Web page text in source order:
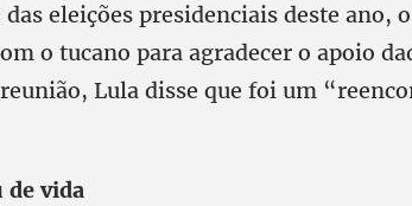
eleições presidenciais deste ano,
o tucano para agradecer o apoio
Lula disse que foi um
de vida